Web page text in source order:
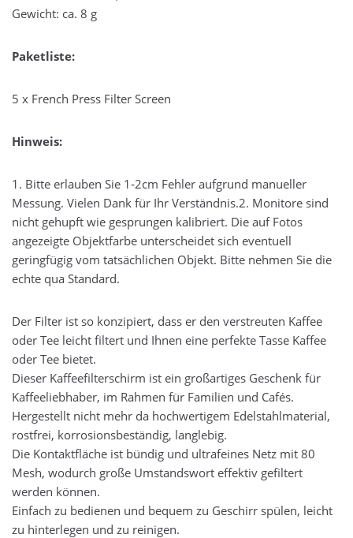
Gewicht: ca. 8 g
Paketliste:
5 x French Press Filter Screen
Hinweis:
1. Bitte erlauben Sie 1‑2cm Fehler aufgrund manueller
Messung. Vielen Dank für Ihr Verständnis.2. Monitore sind
nicht gehupft wie gesprungen kalibriert. Die auf Fotos
angezeigte Objektfarbe unterscheidet sich eventuell
geringfügig vom tatsächlichen Objekt. Bitte nehmen Sie die
echte qua Standard.
Der Filter ist so konzipiert, dass er den verstreuten Kaffee
oder Tee leicht filtert und Ihnen eine perfekte Tasse Kaffee
oder Tee bietet.
Dieser Kaffeefilterschirm ist ein großartiges Geschenk für
Kaffeeliebhaber, im Rahmen für Familien und Cafés.
Hergestellt nicht mehr da hochwertigem Edelstahlmaterial,
rostfrei, korrosionsbeständig, langlebig.
Die Kontaktfläche ist bündig und ultrafeines Netz mit 80
Mesh, wodurch große Umstandswort effektiv gefiltert
werden können.
Einfach zu bedienen und bequem zu Geschirr spülen, leicht
zu hinterlegen und zu reinigen.